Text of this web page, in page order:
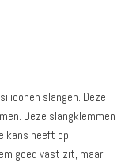
slangen. Deze
Deze slangklemmen
kans heeft op
goed vast zit, maar